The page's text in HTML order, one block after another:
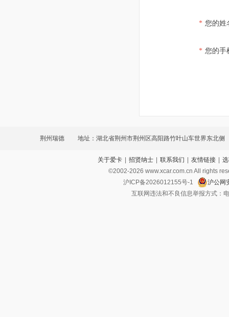
* 您的姓
* 您的手
荆州瑞德 地址：湖北省荆州市荆州区高阳路竹叶山车世界东北侧
关于爱卡 | 招贤纳士 | 联系我们 | 友情链接 |
©2002-2026 www.xcar.com.cn All rights
沪ICP备2026012155号-1
沪公网
互联网违法和不良信息举报方式：